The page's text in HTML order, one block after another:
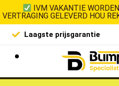
IVM VAKANTIE
VERTRAGING GELEVERD HOU
Laagste prijsgarantie